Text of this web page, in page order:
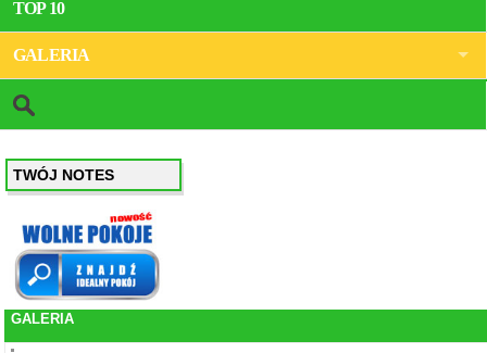
TOP 10
GALERIA
TWÓJ NOTES
GALERIA